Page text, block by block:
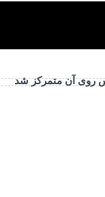
روی آن متمرکز شد